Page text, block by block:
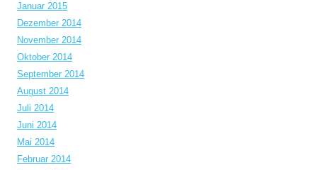
Januar 2015
Dezember 2014
November 2014
Oktober 2014
September 2014
August 2014
Juli 2014
Juni 2014
Mai 2014
Februar 2014